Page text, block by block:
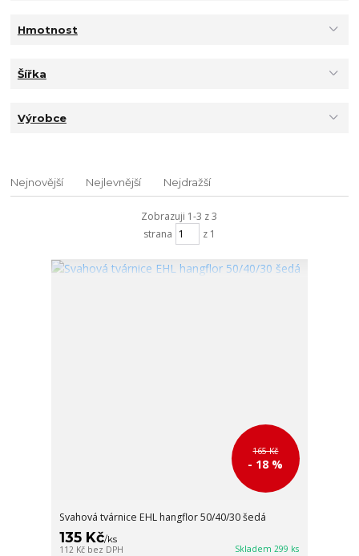
Hmotnost
Šířka
Výrobce
Nejnovější Nejlevnější Nejdražší
Zobrazuji 1-3 z 3
strana
z 1
165 Kč
- 18 %
Svahová tvárnice EHL hangflor 50/40/30 šedá
135 Kč/ks
112 Kč bez DPH Skladem 299 ks